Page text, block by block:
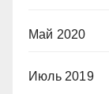
Май 2020
Июль 2019